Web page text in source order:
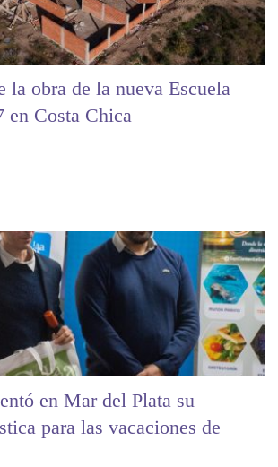
la obra de la nueva Escuela
en Costa Chica
en Mar del Plata su
para las vacaciones de